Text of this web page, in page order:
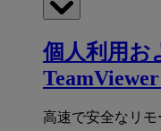
個人利用お
高速で安全なリモ